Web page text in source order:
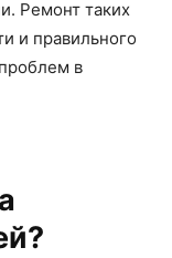
Ремонт таких
и правильного
в